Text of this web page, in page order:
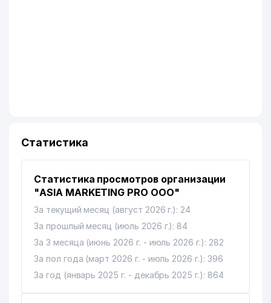
Статистика
Статистика просмотров организации
"ASIA MARKETING PRO ООО"
За текущий месяц (август 2026 г.): 24
За прошлый месяц (июль 2026 г.): 84
За 3 месяца (июнь 2026 г. - июль 2026 г.): 282
За пол года (март 2026 г. - июль 2026 г.): 396
За год (январь 2025 г. - декабрь 2025 г.): 864